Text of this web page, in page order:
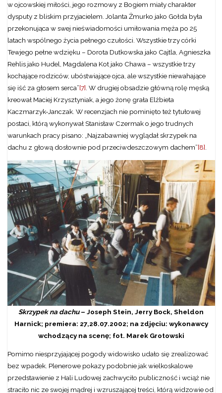
w ojcowskiej miłości, jego rozmowy z Bogiem miały charakter
dysputy z bliskim przyjacielem. Jolanta Żmurko jako Gołda była
przekonująca w swej nieświadomości umiłowania męża po 25
latach wspólnego życia pełnego czułości. Wszystkie trzy córki
Tewjego pełne wdzięku – Dorota Dutkowska jako Cajtla, Agnieszka
Rehlis jako Hudel, Magdalena Kot jako Chawa – wszystkie trzy
kochające rodziców, ubóstwiające ojca, ale wszystkie niewahające
się iść za głosem serca”[7]. W drugiej obsadzie główną rolę męską
kreował Maciej Krzysztyniak, a jego żonę grała Elżbieta
Kaczmarzyk-Janczak. W recenzjach nie pominięto też tytułowej
postaci, którą wykonywał Stanisław Czermak o jego trudnych
warunkach pracy pisano: „Najzabawniej wyglądał skrzypek na
dachu z głową dosłownie pod przeciwdeszczowym dachem”[8].
Skrzypek na dachu– Joseph Stein, Jerry Bock, Sheldon
Harnick; premiera: 27,28.07.2002; na zdjęciu: wykonawcy
wchodzący na scenę; fot. Marek Grotowski
Pomimo niesprzyjającej pogody widowisko udało się zrealizować
bez wpadek. Plenerowe pokazy podobnie jak wielkoskalowe
przedstawienie z Hali Ludowej zachwyciło publiczność i wciąż nie
straciło nic ze swojej mądrej i wzruszającej treści, którą widzowie od